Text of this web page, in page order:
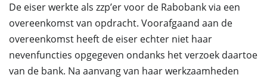
De eiser werkte als zzp’er voor de Rabobank via een
overeenkomst van opdracht. Voorafgaand aan de
overeenkomst heeft de eiser echter niet haar
nevenfuncties opgegeven ondanks het verzoek daartoe
van de bank. Na aanvang van haar werkzaamheden